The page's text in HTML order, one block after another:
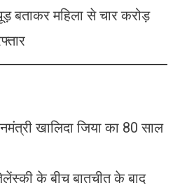
बताकर महिला से चार करोड़
खालिदा जिया का 80 साल
के बीच बातचीत के बाद